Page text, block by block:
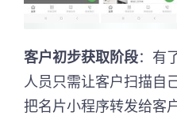
客户初步获取阶段：有
人员只需让客户扫描自
把名片小程序转发给客